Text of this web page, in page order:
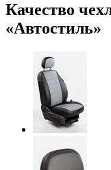
Качество
«Автостиль»